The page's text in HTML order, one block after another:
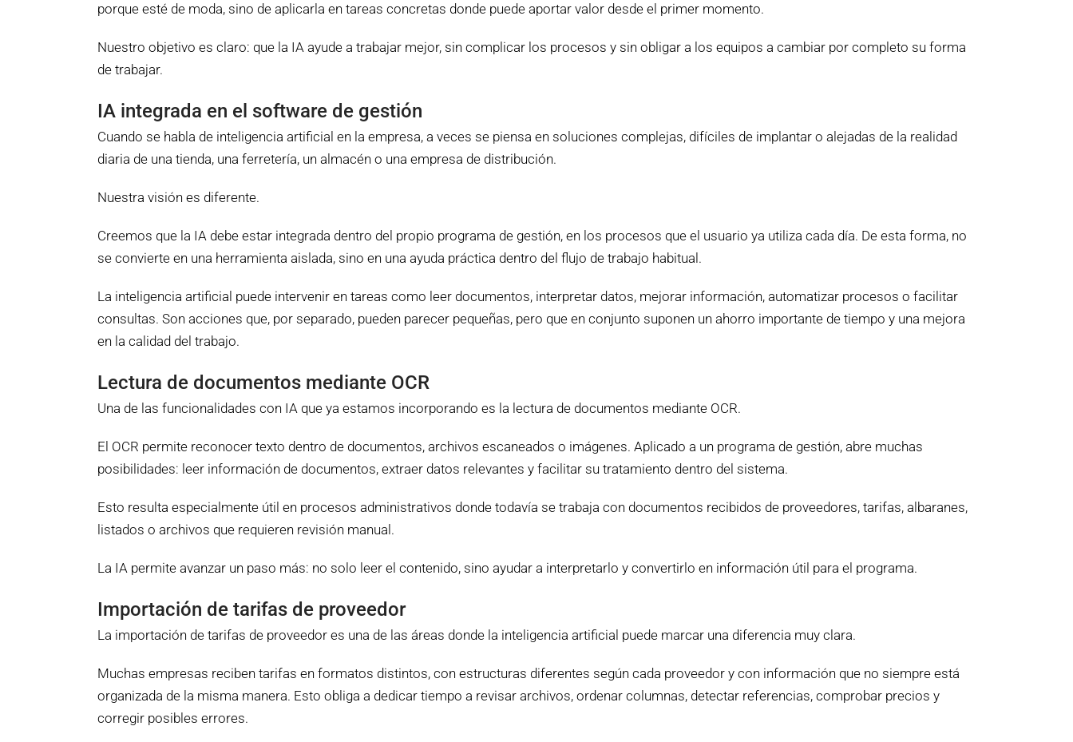
porque esté de moda, sino de aplicarla en tareas concretas donde puede aportar valor desde el primer momento.
Nuestro objetivo es claro: que la IA ayude a trabajar mejor, sin complicar los procesos y sin obligar a los equipos a cambiar por completo su forma
de trabajar.
IA integrada en el software de gestión
Cuando se habla de inteligencia artificial en la empresa, a veces se piensa en soluciones complejas, difíciles de implantar o alejadas de la realidad
diaria de una tienda, una ferretería, un almacén o una empresa de distribución.
Nuestra visión es diferente.
Creemos que la IA debe estar integrada dentro del propio programa de gestión, en los procesos que el usuario ya utiliza cada día. De esta forma, no
se convierte en una herramienta aislada, sino en una ayuda práctica dentro del flujo de trabajo habitual.
La inteligencia artificial puede intervenir en tareas como leer documentos, interpretar datos, mejorar información, automatizar procesos o facilitar
consultas. Son acciones que, por separado, pueden parecer pequeñas, pero que en conjunto suponen un ahorro importante de tiempo y una mejora
en la calidad del trabajo.
Lectura de documentos mediante OCR
Una de las funcionalidades con IA que ya estamos incorporando es la lectura de documentos mediante OCR.
El OCR permite reconocer texto dentro de documentos, archivos escaneados o imágenes. Aplicado a un programa de gestión, abre muchas
posibilidades: leer información de documentos, extraer datos relevantes y facilitar su tratamiento dentro del sistema.
Esto resulta especialmente útil en procesos administrativos donde todavía se trabaja con documentos recibidos de proveedores, tarifas, albaranes,
listados o archivos que requieren revisión manual.
La IA permite avanzar un paso más: no solo leer el contenido, sino ayudar a interpretarlo y convertirlo en información útil para el programa.
Importación de tarifas de proveedor
La importación de tarifas de proveedor es una de las áreas donde la inteligencia artificial puede marcar una diferencia muy clara.
Muchas empresas reciben tarifas en formatos distintos, con estructuras diferentes según cada proveedor y con información que no siempre está
organizada de la misma manera. Esto obliga a dedicar tiempo a revisar archivos, ordenar columnas, detectar referencias, comprobar precios y
corregir posibles errores.